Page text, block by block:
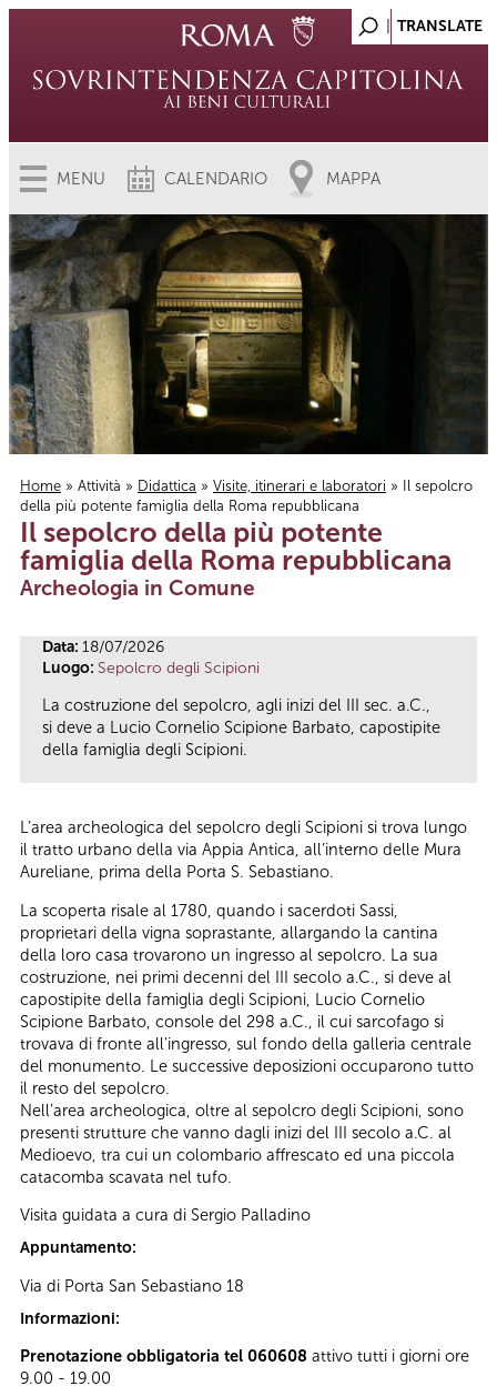
MENU CALENDARIO MAPPA
Tu sei qui
Home » Attività » Didattica » Visite, itinerari e laboratori » Il sepolcro
della più potente famiglia della Roma repubblicana
Il sepolcro della più potente
famiglia della Roma repubblicana
Archeologia in Comune
Data: 18/07/2026
Luogo: Sepolcro degli Scipioni
La costruzione del sepolcro, agli inizi del III sec. a.C.,
si deve a Lucio Cornelio Scipione Barbato, capostipite
della famiglia degli Scipioni.
L’area archeologica del sepolcro degli Scipioni si trova lungo
il tratto urbano della via Appia Antica, all’interno delle Mura
Aureliane, prima della Porta S. Sebastiano.
La scoperta risale al 1780, quando i sacerdoti Sassi,
proprietari della vigna soprastante, allargando la cantina
della loro casa trovarono un ingresso al sepolcro. La sua
costruzione, nei primi decenni del III secolo a.C., si deve al
capostipite della famiglia degli Scipioni, Lucio Cornelio
Scipione Barbato, console del 298 a.C., il cui sarcofago si
trovava di fronte all’ingresso, sul fondo della galleria centrale
del monumento. Le successive deposizioni occuparono tutto
il resto del sepolcro.
Nell’area archeologica, oltre al sepolcro degli Scipioni, sono
presenti strutture che vanno dagli inizi del III secolo a.C. al
Medioevo, tra cui un colombario affrescato ed una piccola
catacomba scavata nel tufo.
Visita guidata a cura di Sergio Palladino
Appuntamento:
Via di Porta San Sebastiano 18
Informazioni:
Prenotazione obbligatoria tel 060608 attivo tutti i giorni ore
9.00 - 19.00